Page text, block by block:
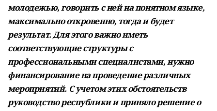
молодежью, говорить с ней на понятном языке,
максимально откровенно, тогда и будет
результат. Для этого важно иметь
соответствующие структуры с
профессиональными специалистами, нужно
финансирование на проведение различных
мероприятий. С учетом этих обстоятельств
руководство республики и приняло решение о